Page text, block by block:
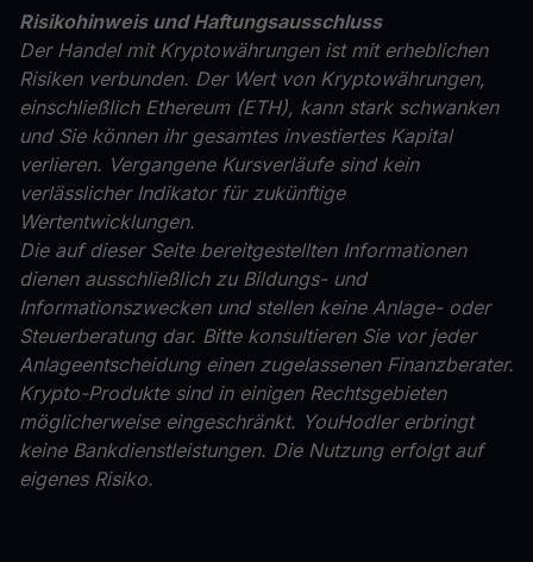
Risikohinweis und Haftungsausschluss
Der Handel mit Kryptowährungen ist mit erheblichen
Risiken verbunden. Der Wert von Kryptowährungen,
einschließlich Ethereum (ETH), kann stark schwanken
und Sie können ihr gesamtes investiertes Kapital
verlieren. Vergangene Kursverläufe sind kein
verlässlicher Indikator für zukünftige
Wertentwicklungen.
Die auf dieser Seite bereitgestellten Informationen
dienen ausschließlich zu Bildungs- und
Informationszwecken und stellen keine Anlage- oder
Steuerberatung dar. Bitte konsultieren Sie vor jeder
Anlageentscheidung einen zugelassenen Finanzberater.
Krypto-Produkte sind in einigen Rechtsgebieten
möglicherweise eingeschränkt. YouHodler erbringt
keine Bankdienstleistungen. Die Nutzung erfolgt auf
eigenes Risiko.